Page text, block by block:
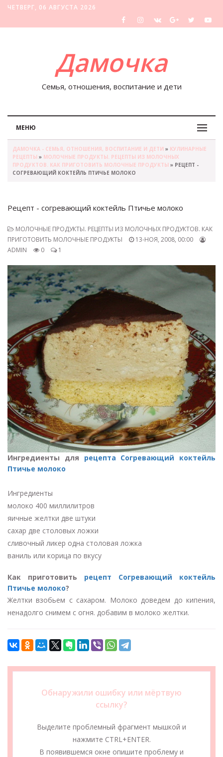
ЧЕТВЕРГ, 06 АВГУСТА 2026
Дамочка
Семья, отношения, воспитание и дети
МЕНЮ
ДАМОЧКА - СЕМЬЯ, ОТНОШЕНИЯ, ВОСПИТАНИЕ И ДЕТИ » КУЛИНАРНЫЕ
РЕЦЕПТЫ » МОЛОЧНЫЕ ПРОДУКТЫ. РЕЦЕПТЫ ИЗ МОЛОЧНЫХ
ПРОДУКТОВ. КАК ПРИГОТОВИТЬ МОЛОЧНЫЕ ПРОДУКТЫ » РЕЦЕПТ -
СОГРЕВАЮЩИЙ КОКТЕЙЛЬ ПТИЧЬЕ МОЛОКО
Рецепт - согревающий коктейль Птичье молоко
МОЛОЧНЫЕ ПРОДУКТЫ. РЕЦЕПТЫ ИЗ МОЛОЧНЫХ ПРОДУКТОВ. КАК
ПРИГОТОВИТЬ МОЛОЧНЫЕ ПРОДУКТЫ
13-НОЯ, 2008, 00:00
ADMIN
0 1
Ингредиенты для рецепта Согревающий коктейль
Птичье молоко
Ингредиенты
молоко 400 миллилитров
яичные желтки две штуки
сахар две столовых ложки
сливочный ликер одна столовая ложка
ваниль или корица по вкусу
Как приготовить рецепт Согревающий коктейль
Птичье молоко?
Желтки взобьем с сахаром. Молоко доведем до кипения,
ненадолго снимем с огня. добавим в молоко желтки.
Обнаружили ошибку или мёртвую
ссылку?
Выделите проблемный фрагмент мышкой и
нажмите CTRL+ENTER.
В появившемся окне опишите проблему и